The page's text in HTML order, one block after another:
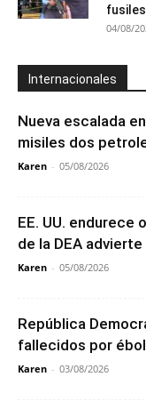
04/08/
Internacionales
Nueva escalada
misiles dos
Karen - 05/08/2026
EE. UU.
de la DEA
Karen - 05/08/2026
República
fallecidos por
Karen - 03/08/2026